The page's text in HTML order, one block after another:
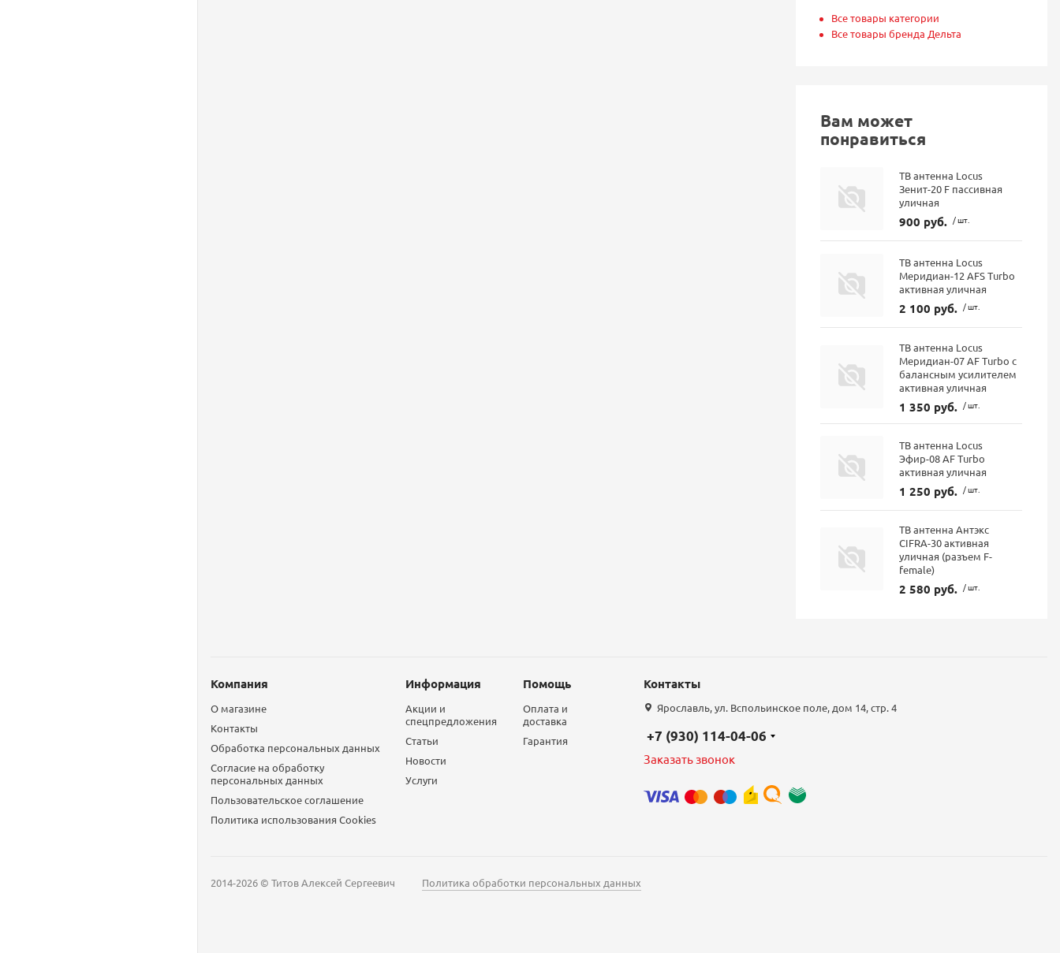
Все товары категории
Все товары бренда Дельта
Вам может
понравиться
ТВ антенна Locus
Зенит-20 F пассивная
уличная
900 руб. / шт.
ТВ антенна Locus
Меридиан-12 AFS Turbo
активная уличная
2 100 руб. / шт.
ТВ антенна Locus
Меридиан-07 AF Turbo с
балансным усилителем
активная уличная
1 350 руб. / шт.
ТВ антенна Locus
Эфир-08 AF Turbo
активная уличная
1 250 руб. / шт.
ТВ антенна Антэкс
CIFRA-30 активная
уличная (разъем F-
female)
2 580 руб. / шт.
Компания
О магазине
Контакты
Обработка персональных данных
Согласие на обработку
персональных данных
Пользовательское соглашение
Политика использования Сookies
Информация
Акции и
спецпредложения
Статьи
Новости
Услуги
Помощь
Оплата и
доставка
Гарантия
Контакты
Ярославль, ул. Вспольинское поле, дом 14, стр. 4
+7 (930) 114-04-06
Заказать звонок
2014-2026 © Титов Алексей Сергеевич Политика обработки персональных данных